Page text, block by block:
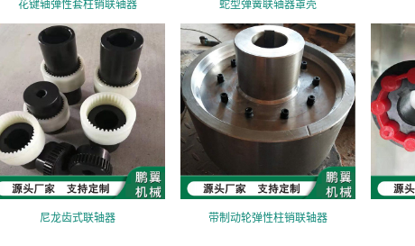
花键轴弹性套柱销联轴器 蛇型弹簧联轴器罩壳
尼龙齿式联轴器 带制动轮弹性柱销联轴器